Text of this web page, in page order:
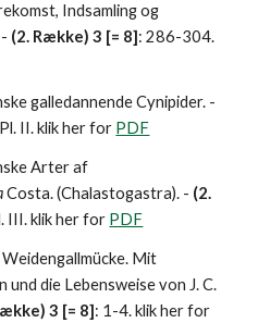
Indsamling og
(2. Række) 3 [= 8]: 286-304.
II. klik her for PDF
Arter af
Costa. (Chalastogastra). - (2.
III. klik her for PDF
Mit
und die Lebensweise von J. C.
3 [= 8]